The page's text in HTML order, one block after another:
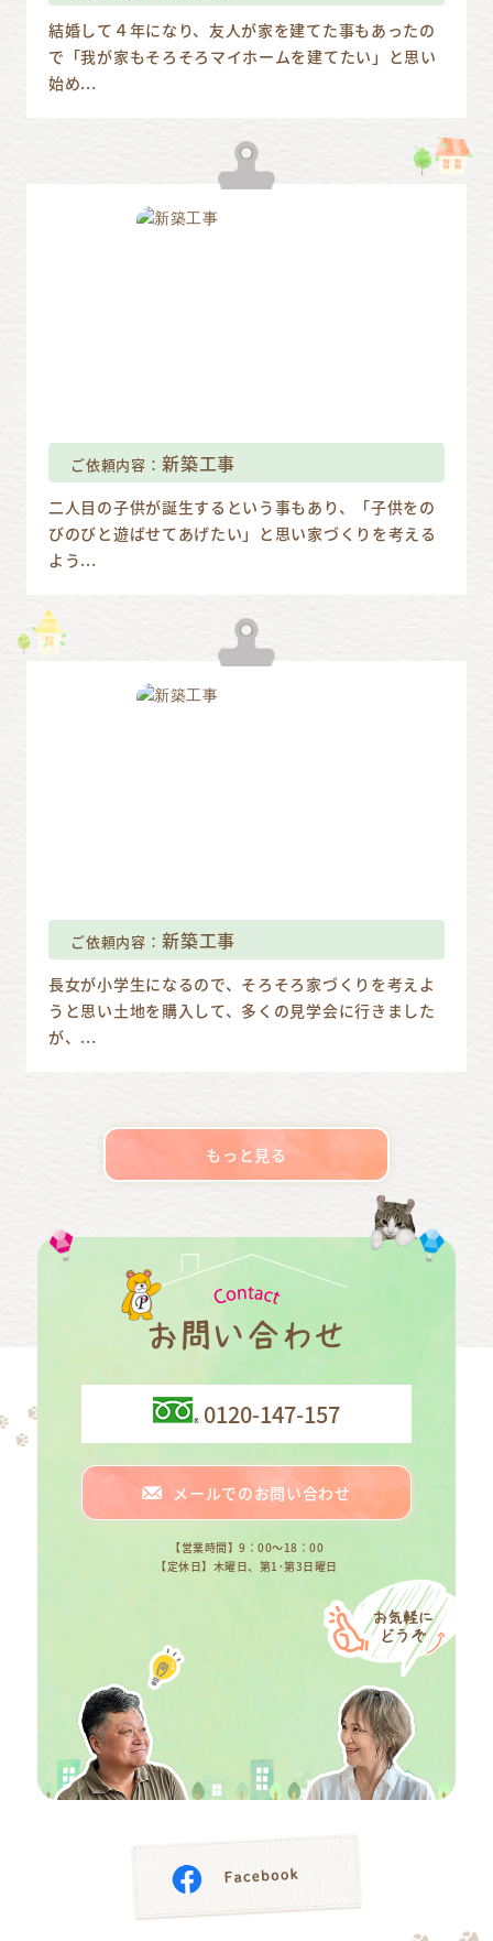
結婚して４年になり、友人が家を建てた事もあったの
で「我が家もそろそろマイホームを建てたい」と思い
始め...
ご依頼内容： 新築工事
二人目の子供が誕生するという事もあり、「子供をの
びのびと遊ばせてあげたい」と思い家づくりを考える
よう...
ご依頼内容： 新築工事
長女が小学生になるので、そろそろ家づくりを考えよ
うと思い土地を購入して、多くの見学会に行きました
が、...
もっと見る
お問い合わせ
0120-147-157
メールでのお問い合わせ
【営業時間】9：00～18：00
【定休日】木曜日、第1･第3日曜日